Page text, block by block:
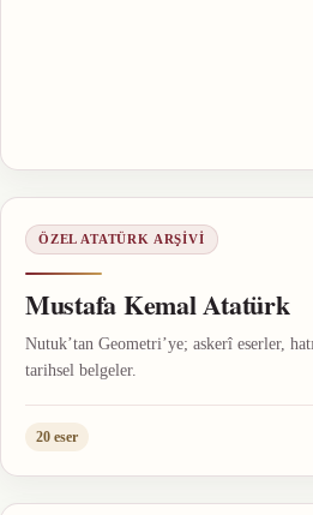
ÖZEL ATATÜRK ARŞIVI
Mustafa Kemal Atatürk
Nutuk’tan Geometri’ye; askerî eserler,
tarihsel belgeler.
20 eser